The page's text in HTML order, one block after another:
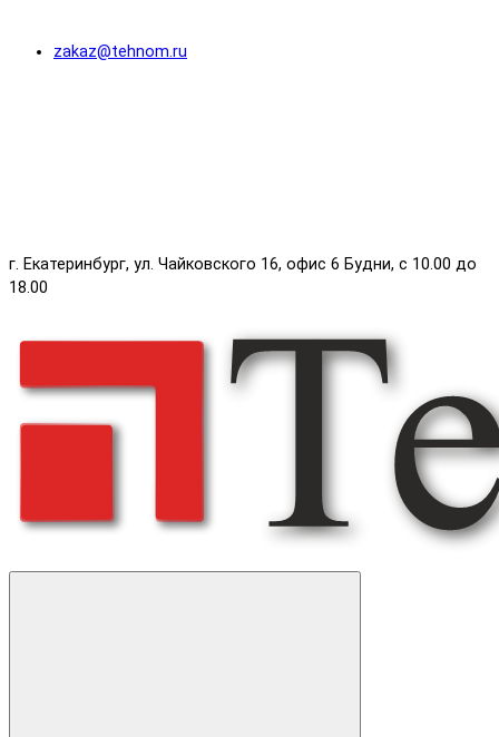
zakaz@tehnom.ru
г. Екатеринбург, ул. Чайковского 16, офис 6 Будни, с 10.00 до
18.00